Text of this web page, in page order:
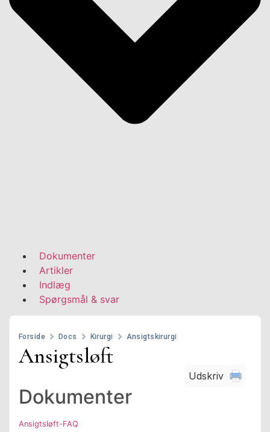
Forside Docs Kirurgi Ansigtskirurgi
Ansigtsløft
Dokumenter
Ansigtsløft-FAQ
Dokumenter
Artikler
Indlæg
Spørgsmål & svar